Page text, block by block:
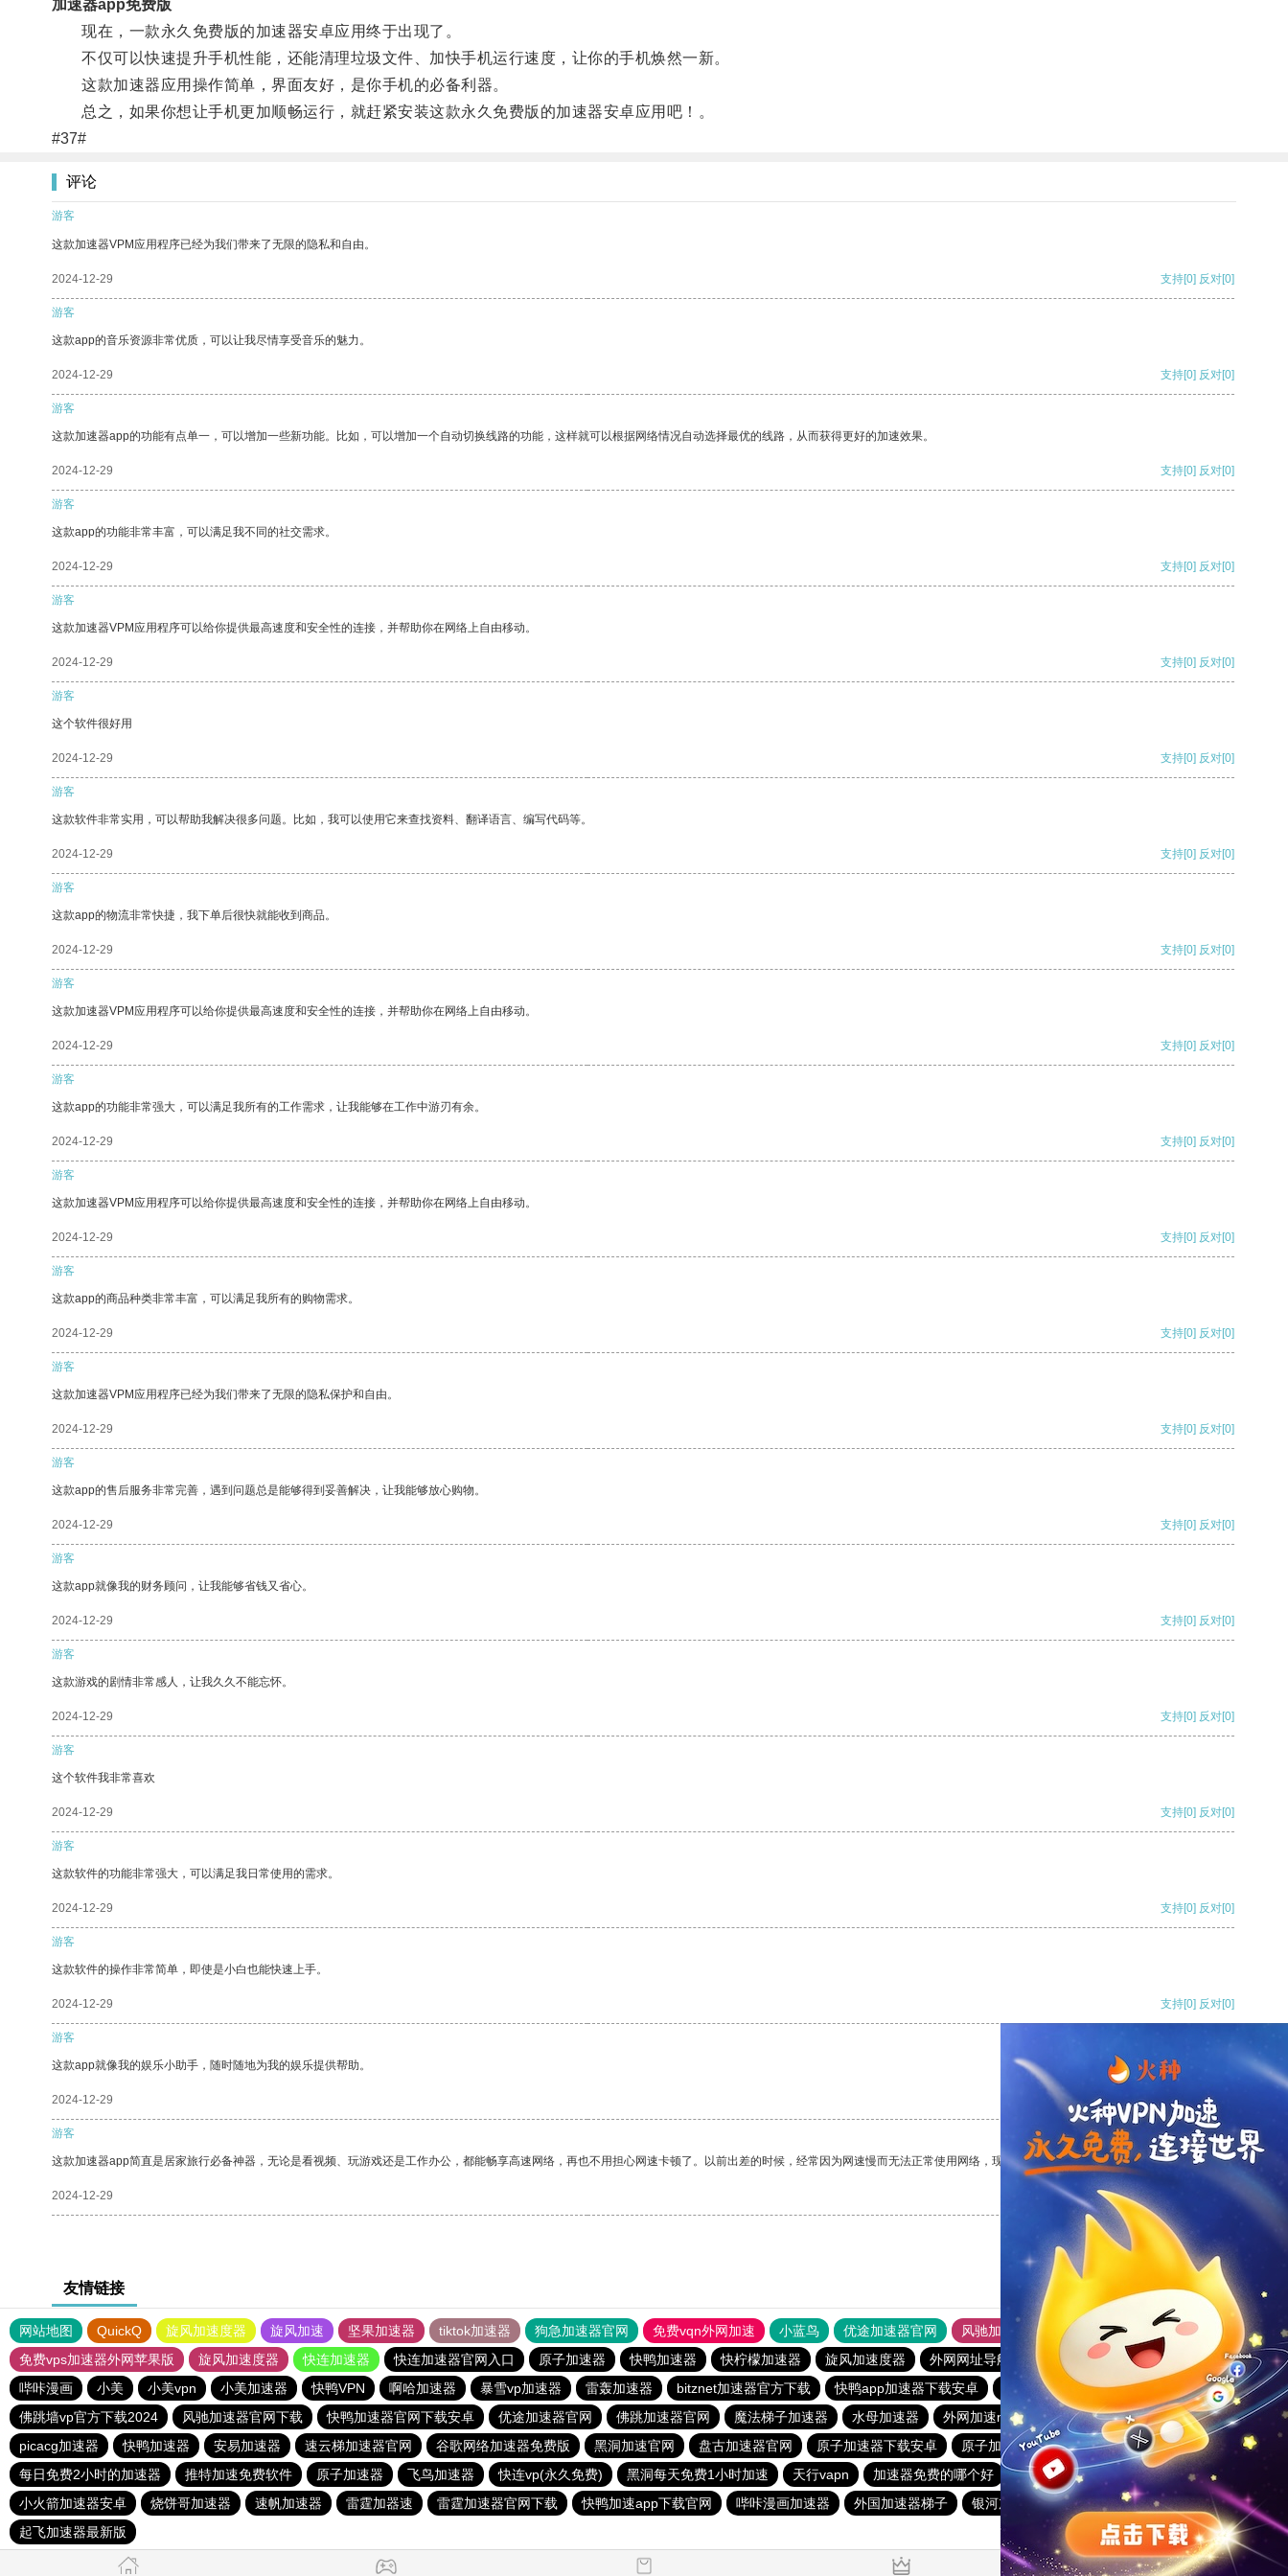
加速器app免费版
现在，一款永久免费版的加速器安卓应用终于出现了。
不仅可以快速提升手机性能，还能清理垃圾文件、加快手机运行速度，让你的手机焕然一新。
这款加速器应用操作简单，界面友好，是你手机的必备利器。
总之，如果你想让手机更加顺畅运行，就赶紧安装这款永久免费版的加速器安卓应用吧！。
#37#
评论
游客
这款加速器VPM应用程序已经为我们带来了无限的隐私和自由。
2024-12-29 支持[0] 反对[0]
游客
这款app的音乐资源非常优质，可以让我尽情享受音乐的魅力。
2024-12-29 支持[0] 反对[0]
游客
这款加速器app的功能有点单一，可以增加一些新功能。比如，可以增加一个自动切换线路的功能，这样就可以根据网络情况自动选择最优的线路，从而获得更好的加速效果。
2024-12-29 支持[0] 反对[0]
游客
这款app的功能非常丰富，可以满足我不同的社交需求。
2024-12-29 支持[0] 反对[0]
游客
这款加速器VPM应用程序可以给你提供最高速度和安全性的连接，并帮助你在网络上自由移动。
2024-12-29 支持[0] 反对[0]
游客
这个软件很好用
2024-12-29 支持[0] 反对[0]
游客
这款软件非常实用，可以帮助我解决很多问题。比如，我可以使用它来查找资料、翻译语言、编写代码等。
2024-12-29 支持[0] 反对[0]
游客
这款app的物流非常快捷，我下单后很快就能收到商品。
2024-12-29 支持[0] 反对[0]
游客
这款加速器VPM应用程序可以给你提供最高速度和安全性的连接，并帮助你在网络上自由移动。
2024-12-29 支持[0] 反对[0]
游客
这款app的功能非常强大，可以满足我所有的工作需求，让我能够在工作中游刃有余。
2024-12-29 支持[0] 反对[0]
游客
这款加速器VPM应用程序可以给你提供最高速度和安全性的连接，并帮助你在网络上自由移动。
2024-12-29 支持[0] 反对[0]
游客
这款app的商品种类非常丰富，可以满足我所有的购物需求。
2024-12-29 支持[0] 反对[0]
游客
这款加速器VPM应用程序已经为我们带来了无限的隐私保护和自由。
2024-12-29 支持[0] 反对[0]
游客
这款app的售后服务非常完善，遇到问题总是能够得到妥善解决，让我能够放心购物。
2024-12-29 支持[0] 反对[0]
游客
这款app就像我的财务顾问，让我能够省钱又省心。
2024-12-29 支持[0] 反对[0]
游客
这款游戏的剧情非常感人，让我久久不能忘怀。
2024-12-29 支持[0] 反对[0]
游客
这个软件我非常喜欢
2024-12-29 支持[0] 反对[0]
游客
这款软件的功能非常强大，可以满足我日常使用的需求。
2024-12-29 支持[0] 反对[0]
游客
这款软件的操作非常简单，即使是小白也能快速上手。
2024-12-29 支持[0] 反对[0]
游客
这款app就像我的娱乐小助手，随时随地为我的娱乐提供帮助。
2024-12-29 支持 反对
游客
这款加速器app简直是居家旅行必备神器，无论是看视频、玩游戏还是工作办公，都能畅享高速网络，再也不用担心网速卡顿了。以前出差的时候，经常因为网速慢而无法正常使用网络，现在有了这个app，我再也不用担心了。
2024-12-29 [0]
友情链接
网站地图 QuickQ 旋风加速度器 旋风加速 坚果加速器 tiktok加速器 狗急加速器官网 免费vqn外网加速 小蓝鸟 优途加速器官网 风驰加速器
旋风加速器
免费vps加速器外网苹果版
旋风加速度器 快连加速器 快连加速器官网入口 原子加速器 快鸭加速器 快柠檬加速器 旋风加速度器 外网网址导航 软件中心 雷霆加速
狂飙加速器
哔咔漫画
小美 小美vpn 小美加速器 快鸭VPN 啊哈加速器 暴雪vp加速器 雷轰加速器 bitznet加速器官方下载 快鸭app加速器下载安卓 极光加速器下载
火箭vp n加速器下载
佛跳墙vp官方下载2024
风驰加速器官网下载 快鸭加速器官网下载安卓 优途加速器官网 佛跳加速器官网 魔法梯子加速器 水母加速器 外网加速npv下载
原子加速器app下载官网最新版
picacg加速器
快鸭加速器 安易加速器 速云梯加速器官网 谷歌网络加速器免费版 黑洞加速官网 盘古加速器官网 原子加速器下载安卓 原子加速器 outline官网
起飞加速器
每日免费2小时的加速器
推特加速免费软件 原子加速器 飞鸟加速器 快连vp(永久免费) 黑洞每天免费1小时加速 天行vapn 加速器免费的哪个好 一元机场
快鸭游戏加速器
小火箭加速器安卓
烧饼哥加速器 速帆加速器 雷霆加器速 雷霆加速器官网下载 快鸭加速app下载官网 哔咔漫画加速器 外国加速器梯子 银河加速器
免费加速ins的软件
起飞加速器最新版